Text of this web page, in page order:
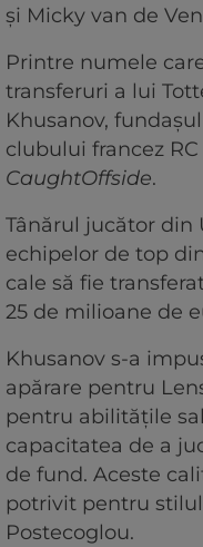
și Micky van de
Printre numele
transferuri a lui
Khusanov,
clubului francez
CaughtOffside.
Tânărul jucător din
echipelor de top
cale să fie
25 de milioane de
Khusanov s-a
apărare pentru
pentru abilitățile
capacitatea de a
de fund. Aceste
potrivit pentru
Postecoglou.